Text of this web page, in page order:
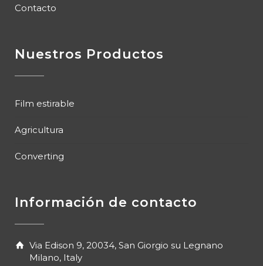
Contacto
Nuestros Productos
Film estirable
Agricultura
Converting
Información de contacto
Via Edison 9, 20034, San Giorgio su Legnano
Milano, Italy